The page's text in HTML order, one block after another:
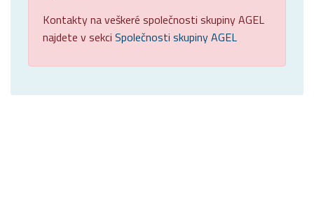
Kontakty na veškeré společnosti skupiny AGEL
najdete v sekci Společnosti skupiny AGEL